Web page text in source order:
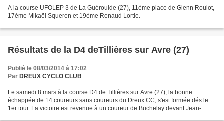
A la course UFOLEP 3 de La Guéroulde (27), 11ème place de Glenn Roulot,
17ème Mikaël Squeren et 19ème Renaud Lortie.
Résultats de la D4 deTillières sur Avre (27)
Publié le 08/03/2014 à 17:02
Par DREUX CYCLO CLUB
Le samedi 8 mars à la course D4 de Tillières sur Avre (27), la bonne
échappée de 14 coureurs sans coureurs du Dreux CC, s'est formée dés le
1er tour. La victoire est revenue à un coureur de Buchelay devant Jean-